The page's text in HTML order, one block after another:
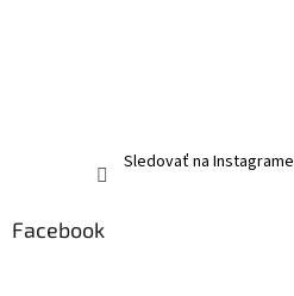
Sledovať na Instagrame
Facebook